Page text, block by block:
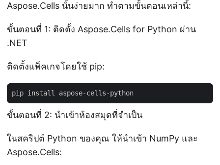
Aspose.Cells นั้นง่ายมาก ทำตามขั้นตอนเหล่านี้:
ขั้นตอนที่ 1: ติดตั้ง Aspose.Cells for Python ผ่าน
.NET
ติดตั้งแพ็คเกจโดยใช้ pip:
ขั้นตอนที่ 2: นำเข้าห้องสมุดที่จำเป็น
ในสคริปต์ Python ของคุณ ให้นำเข้า NumPy และ
Aspose.Cells: